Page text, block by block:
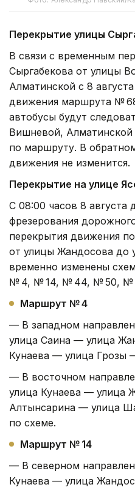
Перекрытие улицы
В связи с временным
Сыргабекова от улицы
Алматинской с 8
движения маршрута №
автобусы будут
Вишневой,
по маршруту. В
движения не изменится.
Перекрытие на улице
С 08:00 часов 8 августа
фрезерования
перекрытия движения
от улицы Жандосова до
временно изменены
№ 4, № 14, № 44, № 50, №
Маршрут № 4
— В западном
улица Саина — улица
Кунаева — улица Грозы
— В восточном
улица Кунаева — улица
Алтынсарина — улица
по схеме.
Маршрут № 14
— В северном
Кунаева — улица